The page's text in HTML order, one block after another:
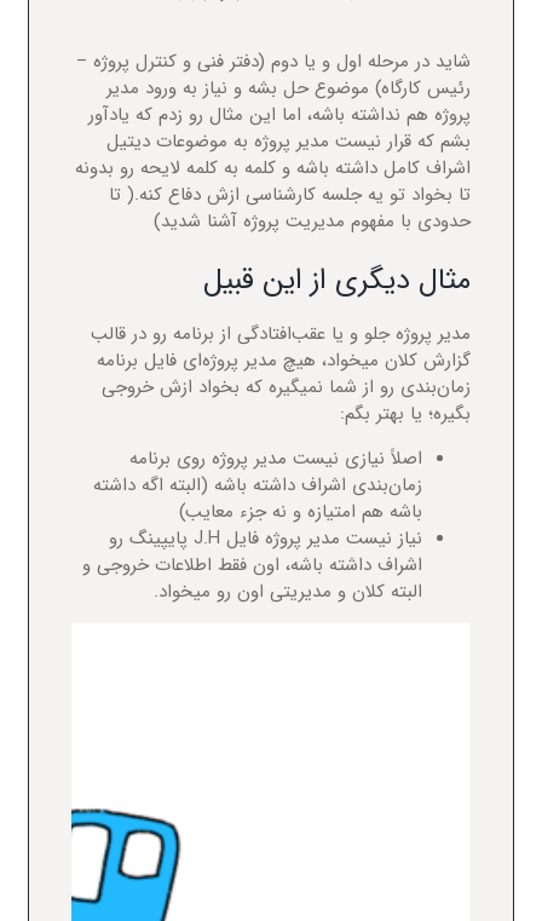
شاید در مرحله اول و یا دوم (دفتر فنی و کنترل پروژه –
رئیس کارگاه) موضوع حل بشه و نیاز به ورود مدیر
پروژه هم نداشته باشه، اما این مثال رو زدم که یادآور
بشم که قرار نیست مدیر پروژه به موضوعات دیتیل
اشراف کامل داشته باشه و کلمه به کلمه لایحه رو بدونه
تا بخواد تو یه جلسه کارشناسی ازش دفاع کنه.( تا
حدودی با مفهوم مدیریت پروژه آشنا شدید)
مثال دیگری از این قبیل
مدیر پروژه جلو و یا عقب‌افتادگی از برنامه رو در قالب
گزارش کلان میخواد، هیچ مدیر پروژه‌ای فایل برنامه
زمان‌بندی رو از شما نمیگیره که بخواد ازش خروجی
بگیره؛ یا بهتر بگم:
اصلاً نیازی نیست مدیر پروژه روی برنامه
زمان‌بندی اشراف داشته باشه (البته اگه داشته
باشه هم امتیازه و نه جزء معایب)
نیاز نیست مدیر پروژه فایل J.H پایپینگ رو
اشراف داشته باشه، اون فقط اطلاعات خروجی و
البته کلان و مدیریتی اون رو میخواد.